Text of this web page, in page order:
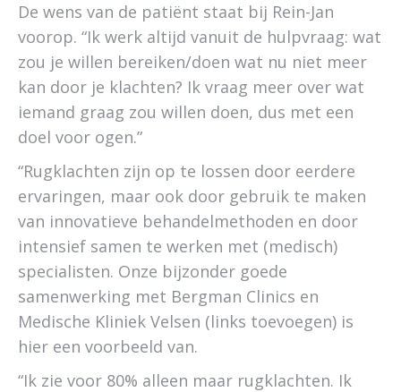
De wens van de patiënt staat bij Rein-Jan
voorop. “Ik werk altijd vanuit de hulpvraag: wat
zou je willen bereiken/doen wat nu niet meer
kan door je klachten? Ik vraag meer over wat
iemand graag zou willen doen, dus met een
doel voor ogen.”
“Rugklachten zijn op te lossen door eerdere
ervaringen, maar ook door gebruik te maken
van innovatieve behandelmethoden en door
intensief samen te werken met (medisch)
specialisten. Onze bijzonder goede
samenwerking met Bergman Clinics en
Medische Kliniek Velsen (links toevoegen) is
hier een voorbeeld van.
“Ik zie voor 80% alleen maar rugklachten. Ik